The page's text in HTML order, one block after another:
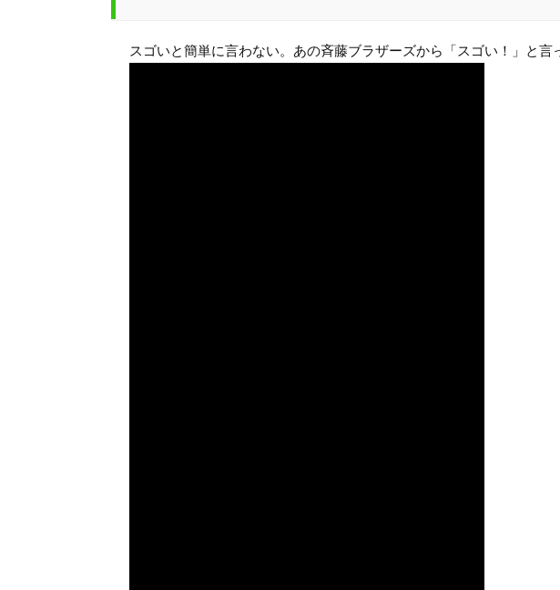
スゴいと簡単に言わない。あの斉藤ブラザーズから「スゴい！」と言